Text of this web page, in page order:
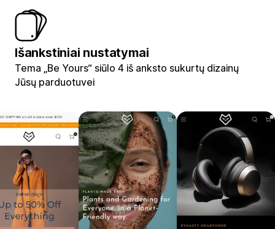
Išankstiniai nustatymai
Tema „Be Yours“ siūlo 4 iš anksto sukurtų dizainų
Jūsų parduotuvei